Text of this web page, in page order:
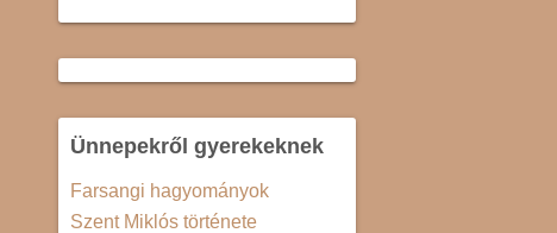
Ünnepekről gyerekeknek
Farsangi hagyományok
Szent Miklós története